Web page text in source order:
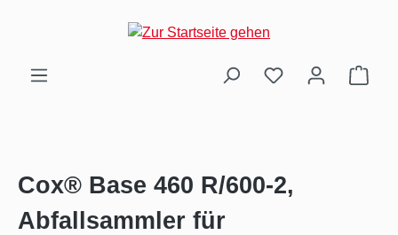
Zum Hauptinhalt springen
Cox® Base 460 R/600-2,
Abfallsammler für